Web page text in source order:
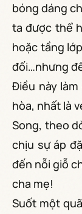
bóng dáng
ta được thể
hoặc tầng
đối…nhưng
Điều này
hòa, nhất là
Song, theo
chịu sự áp
đến nỗi giỗ
cha mẹ!
Suốt một